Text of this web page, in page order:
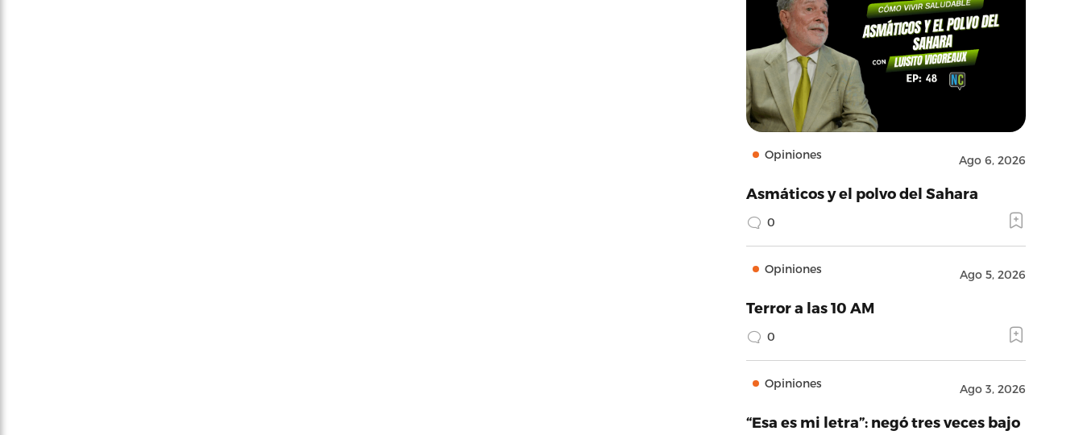
Opiniones Ago 6, 2026
Asmáticos y el polvo del Sahara
0
Opiniones Ago 5, 2026
Terror a las 10 AM
0
Opiniones Ago 3, 2026
“Esa es mi letra”: negó tres veces bajo